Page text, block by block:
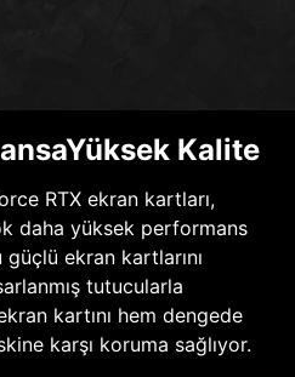
Kalite
RTX ekran kartları,
daha yüksek performans
ekran kartlarını
tutucularla
kartını hem dengede
karşı koruma sağlıyor.